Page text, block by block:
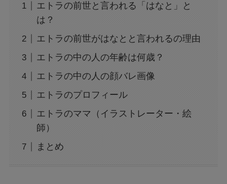
エトラの前世と言われる「はなと」と
は？
エトラの前世がはなとと言われるの理由
エトラの中の人の年齢は何歳？
エトラの中の人の顔バレ画像
エトラのプロフィール
エトラのママ（イラストレーター・絵
師）
まとめ